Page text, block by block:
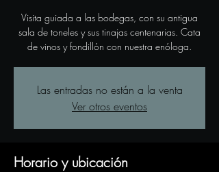
Visita guiada a las bodegas, con su antigua
sala de toneles y sus tinajas centenarias. Cata
de vinos y fondillón con nuestra enóloga.
Las entradas no están a la venta
Ver otros eventos
Horario y ubicación